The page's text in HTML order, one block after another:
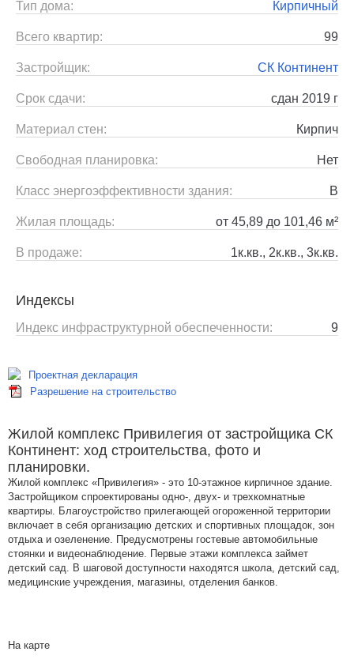
Тип дома: Кирпичный
Всего квартир: 99
Застройщик: СК Континент
Срок сдачи: сдан 2019 г
Материал стен: Кирпич
Свободная планировка: Нет
Класс энергоэффективности здания: B
Жилая площадь: от 45,89 до 101,46 м²
В продаже: 1к.кв., 2к.кв., 3к.кв.
Индексы
Индекс инфраструктурной обеспеченности: 9
Проектная декларация
Разрешение на строительство
Жилой комплекс Привилегия от застройщика СК
Континент: ход строительства, фото и
планировки.
Жилой комплекс «Привилегия» - это 10-этажное кирпичное здание.
Застройщиком спроектированы одно-, двух- и трехкомнатные
квартиры. Благоустройство прилегающей огороженной территории
включает в себя организацию детских и спортивных площадок, зон
отдыха и озеленение. Предусмотрены гостевые автомобильные
стоянки и видеонаблюдение. Первые этажи комплекса займет
детский сад. В шаговой доступности находятся школа, детский сад,
медицинские учреждения, магазины, отделения банков.
На карте